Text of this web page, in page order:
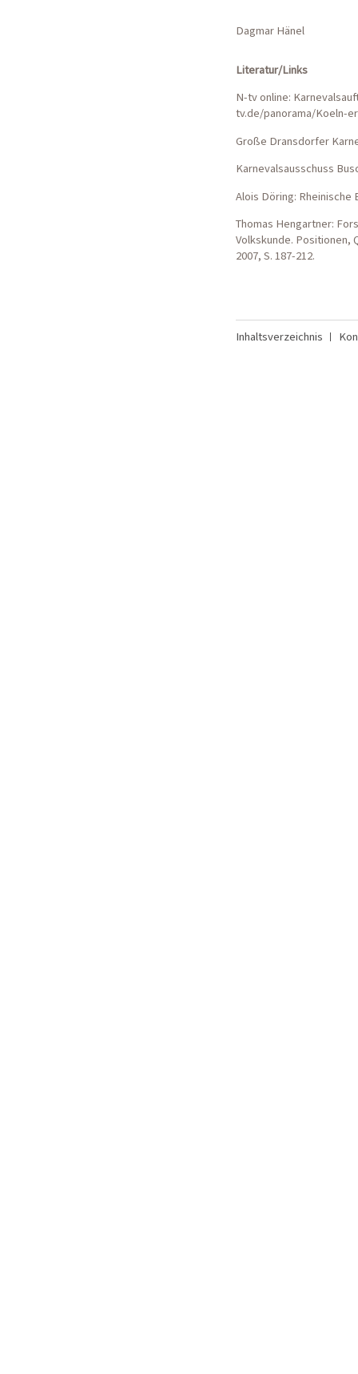
Dagmar Hänel
Literatur/Links
N-tv online:
tv.de/panorama/Koeln-
Große Dransdorfer
Karnevalsausschuss
Alois Döring: Rheinische
Thomas Hengartner:
Volkskunde. Positionen,
2007, S. 187-212.
Inhaltsverzeichnis